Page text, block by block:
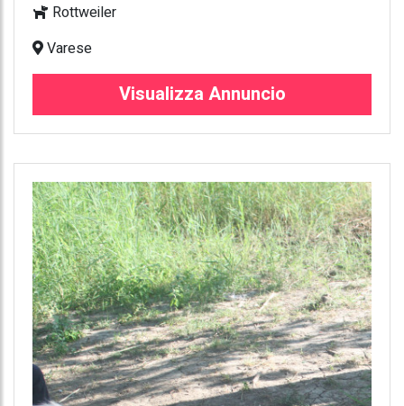
Rottweiler
Varese
Visualizza Annuncio